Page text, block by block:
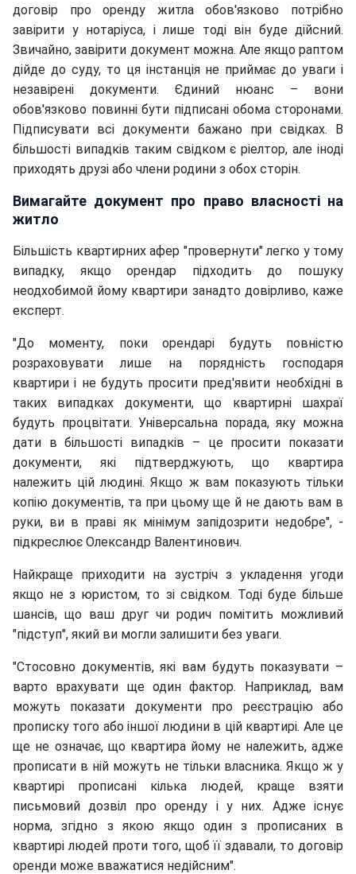
договір про оренду житла обов'язково потрібно
завірити у нотаріуса, і лише тоді він буде дійсний.
Звичайно, завірити документ можна. Але якщо раптом
дійде до суду, то ця інстанція не приймає до уваги і
незавірені документи. Єдиний нюанс – вони
обов'язково повинні бути підписані обома сторонами.
Підписувати всі документи бажано при свідках. В
більшості випадків таким свідком є ріелтор, але іноді
приходять друзі або члени родини з обох сторін.
Вимагайте документ про право власності на
житло
Більшість квартирних афер "провернути" легко у тому
випадку, якщо орендар підходить до пошуку
неодхобимой йому квартири занадто довірливо, каже
експерт.
"До моменту, поки орендарі будуть повністю
розраховувати лише на порядність господаря
квартири і не будуть просити пред'явити необхідні в
таких випадках документи, що квартирні шахраї
будуть процвітати. Універсальна порада, яку можна
дати в більшості випадків – це просити показати
документи, які підтверджують, що квартира
належить цій людині. Якщо ж вам показують тільки
копію документів, та при цьому ще й не дають вам в
руки, ви в праві як мінімум запідозрити недобре", -
підкреслює Олександр Валентинович.
Найкраще приходити на зустріч з укладення угоди
якщо не з юристом, то зі свідком. Тоді буде більше
шансів, що ваш друг чи родич помітить можливий
"підступ", який ви могли залишити без уваги.
"Стосовно документів, які вам будуть показувати –
варто врахувати ще один фактор. Наприклад, вам
можуть показати документи про реєстрацію або
прописку того або іншої людини в цій квартирі. Але це
ще не означає, що квартира йому не належить, адже
прописати в ній можуть не тільки власника. Якщо ж у
квартирі прописані кілька людей, краще взяти
письмовий дозвіл про оренду і у них. Адже існує
норма, згідно з якою якщо один з прописаних в
квартирі людей проти того, щоб її здавали, то договір
оренди може вважатися недійсним".